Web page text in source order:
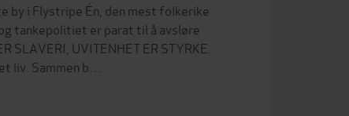
by i Flystripe Én, den mest folkerike
tankepolitiet er parat til å avsløre
SLAVERI, UVITENHET ER STYRKE.
liv. Sammen b…